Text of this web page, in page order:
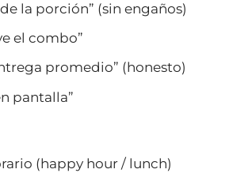
la porción” (sin engaños)
el combo”
promedio” (honesto)
pantalla”
(happy hour / lunch)